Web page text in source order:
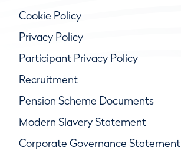
Cookie Policy
Privacy Policy
Participant Privacy Policy
Recruitment
Pension Scheme Documents
Modern Slavery Statement
Corporate Governance Statement